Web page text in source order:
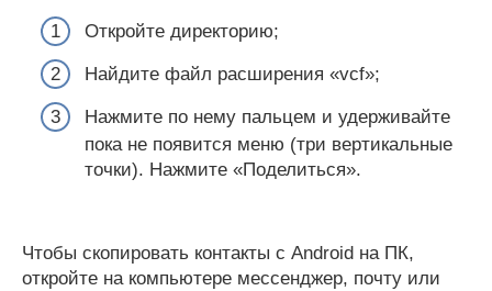
Откройте директорию;
Найдите файл расширения «vcf»;
Нажмите по нему пальцем и удерживайте
пока не появится меню (три вертикальные
точки). Нажмите «Поделиться».
Чтобы скопировать контакты с Android на ПК,
откройте на компьютере мессенджер, почту или